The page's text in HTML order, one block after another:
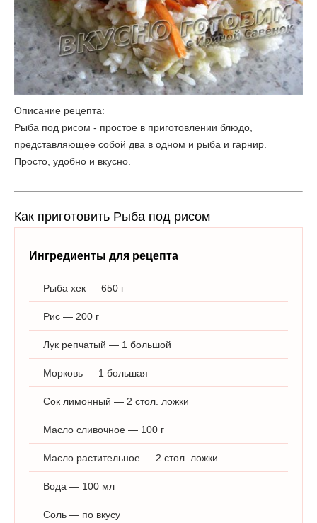
Описание рецепта:
Рыба под рисом - простое в приготовлении блюдо,
представляющее собой два в одном и рыба и гарнир.
Просто, удобно и вкусно.
Как приготовить Рыба под рисом
Ингредиенты для рецепта
Рыба хек — 650 г
Рис — 200 г
Лук репчатый — 1 большой
Морковь — 1 большая
Сок лимонный — 2 стол. ложки
Масло сливочное — 100 г
Масло растительное — 2 стол. ложки
Вода — 100 мл
Соль — по вкусу